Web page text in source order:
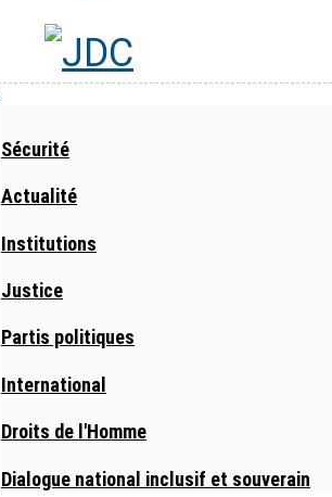
Sécurité
Actualité
Institutions
Justice
Partis politiques
International
Droits de l'Homme
Dialogue national inclusif et souverain